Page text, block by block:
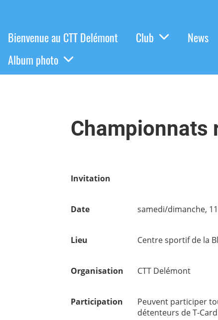
Bienvenue au CTT Delémont Club News
Album photo
Championnats
Invitation
Date samedi/dimanche,
Lieu Centre sportif de la
Organisation CTT Delémont
Participation
Peuvent participer
détenteurs de T-